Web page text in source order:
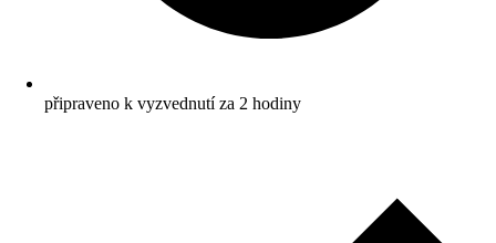
připraveno k vyzvednutí za 2 hodiny